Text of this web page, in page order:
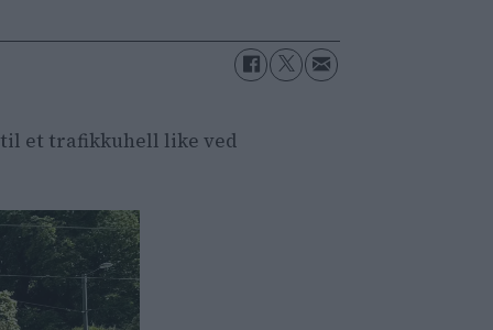
et trafikkuhell like ved